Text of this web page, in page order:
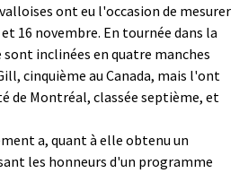
ont eu l'occasion de mesurer
16 novembre. En tournée dans la
inclinées en quatre manches
cinquième au Canada, mais l'ont
de Montréal, classée septième, et
a, quant à elle obtenu un
les honneurs d'un programme